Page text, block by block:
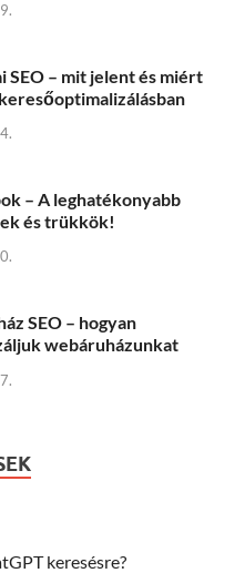
SEO – mit jelent és miért
– A leghatékonyabb
és trükkök!
SEO – hogyan
webáruházunkat
keresésre?